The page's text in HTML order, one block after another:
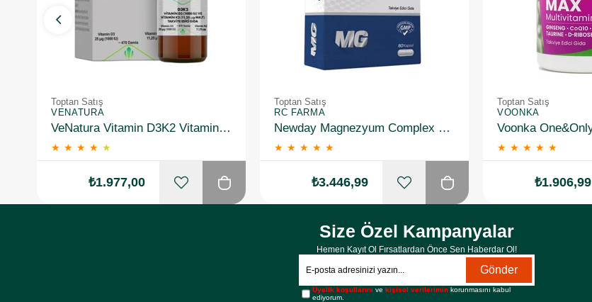
Toptan Satış
VENATURA
VeNatura Vitamin D3K2 Vitamin Takviye Edici Gıda 10 Adet
★ ★ ★ ★ ★
₺1.977,00
Toptan Satış
RC FARMA
Newday Magnezyum Complex 60 Kapsül 10 Adet
★ ★ ★ ★ ★
₺3.446,99
Toptan Satış
VOONKA
★ ★ ★ ★ ★
₺1.906,99
Size Özel Kampanyalar
Hemen Kayıt Ol Fırsatlardan Önce Sen Haberdar Ol!
Gönder
Üyelik koşullarını vekişisel verilerimin korunmasını kabul
ediyorum.